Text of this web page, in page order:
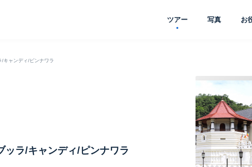
ツアー 写真 お
/キャンディ/ピンナワラ
ッラ/キャンディ/ピンナワラ